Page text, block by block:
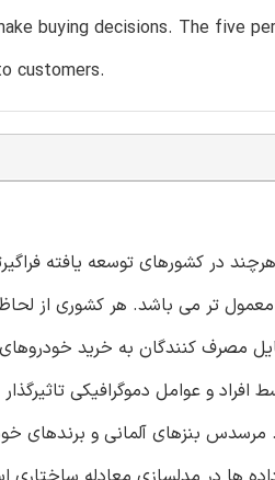
buying decisions. The five
customers.
در کشورهای توسعه یافته
معمول تر می باشد. هر کشوری از
مصرف کنندگان به خرید
و عوامل دموگرافیکی
بنزهای آلمانی و برندهای